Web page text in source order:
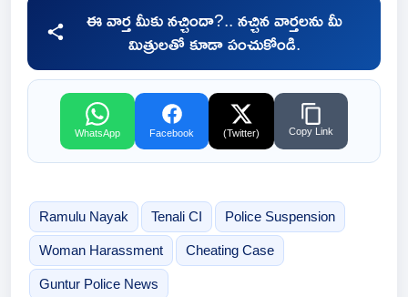
ఈ వార్త మీకు నచ్చిందా?.. నచ్చిన వార్తలను మీ
మిత్రులతో కూడా పంచుకోండి.
WhatsApp Facebook (Twitter) Copy Link
Ramulu Nayak Tenali CI Police Suspension
Woman Harassment Cheating Case
Guntur Police News